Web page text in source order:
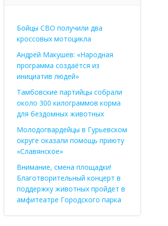
Бойцы СВО получили два
кроссовых мотоцикла
Андрей Макушев: «Народная
программа создаётся из
инициатив людей»
Тамбовские партийцы собрали
около 300 килограммов корма
для бездомных животных
Молодогвардейцы в Гурьевском
округе оказали помощь приюту
«Славянское»
Внимание, смена площадки!
Благотворительный концерт в
поддержку животных пройдет в
амфитеатре Городского парка